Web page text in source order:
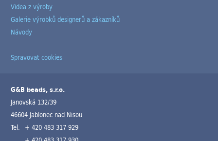
Videa z výroby
Galerie výrobků designerů a zákazníků
Návody
Spravovat cookies
G&B beads, s.r.o.
Janovská 132/39
46604 Jablonec nad Nisou
Tel. + 420 483 317 929